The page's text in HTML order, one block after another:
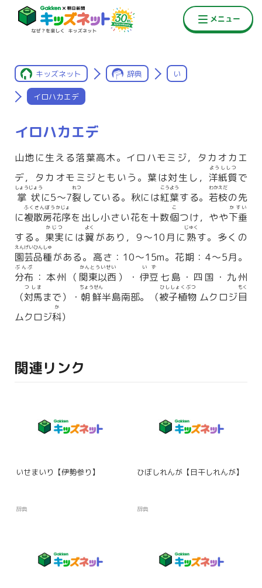
キッズネット 辞典 い
イロハカエデ
イロハカエデ
山地に生える落葉高木。イロハモミジ，タカオカエ
デ，タカオモミジともいう。葉は対生し， 洋紙質
ようししつ
で
掌状
しょうじょう
に5〜7裂
れつ
している。秋には紅葉
こうよう
する。 若枝
わかえだ
の先
に複散房花序
ふくさんぼうかじょ
を出し小さい花を十数個
こ
つけ，やや下垂
かすい
する。 果実
かじつ
には翼
よく
があり，9〜10月に熟
じゅく
す。多くの
園芸品種
えんげいひんしゅ
がある。高さ：10〜15m。花期：4〜5月。
分布
ぶんぷ
：本州（ 関東以西
かんとういせい
）・ 伊豆
いず
七島・四国・九州
（対馬
つしま
まで）・ 朝鮮
ちょうせん
半島南部。（被子植物
ひししょくぶつ
ムクロジ目
もく
ムクロジ科
か
）
関連リンク
いせまいり【伊勢参り】
辞典
ひぼしれんが【日干しれんが】
辞典